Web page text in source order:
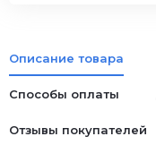
Описание товара
Способы оплаты
Отзывы покупателей